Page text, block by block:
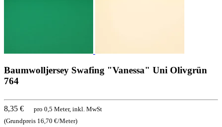
Baumwolljersey Swafing "Vanessa" Uni Olivgrün
764
8,35 €
pro 0,5 Meter, inkl. MwSt
(Grundpreis 16,70 €/Meter)